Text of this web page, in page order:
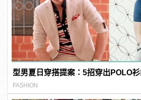
型男夏日穿搭提案：5招穿出POLO衫
FASHION